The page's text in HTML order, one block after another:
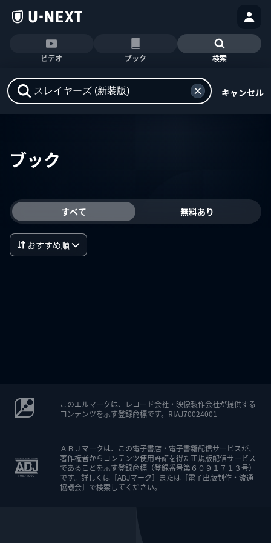
ビデオ ブック 検索
キャンセル
ブック
すべて 無料あり
おすすめ順
このエルマークは、レコード会社・映像製作会社が提供する
コンテンツを示す登録商標です。RIAJ70024001
ＡＢＪマークは、この電子書店・電子書籍配信サービスが、
著作権者からコンテンツ使用許諾を得た正規版配信サービス
であることを示す登録商標（登録番号第６０９１７１３号）
です。詳しくは［ABJマーク］または［電子出版制作・流通
協議会］で検索してください。